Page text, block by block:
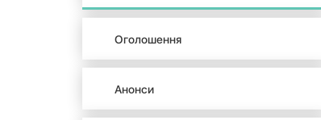
Оголошення
Анонси